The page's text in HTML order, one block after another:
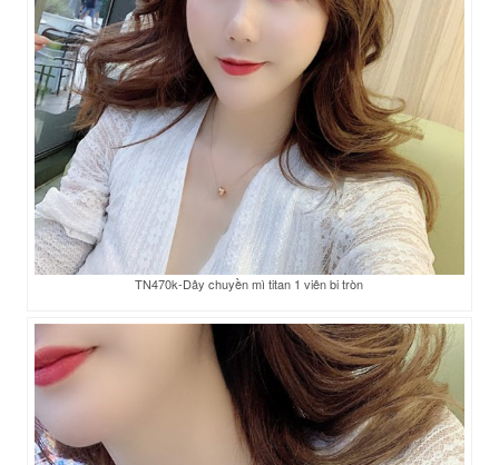
TN470k-Dây chuyền mì titan 1 viên bi tròn